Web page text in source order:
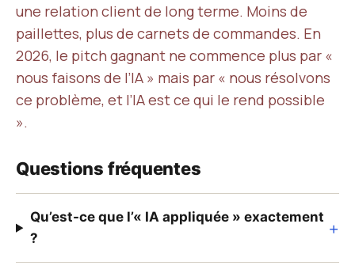
une relation client de long terme. Moins de
paillettes, plus de carnets de commandes. En
2026, le pitch gagnant ne commence plus par «
nous faisons de l’IA » mais par « nous résolvons
ce problème, et l’IA est ce qui le rend possible
».
Questions fréquentes
Qu’est-ce que l’« IA appliquée » exactement
?
+